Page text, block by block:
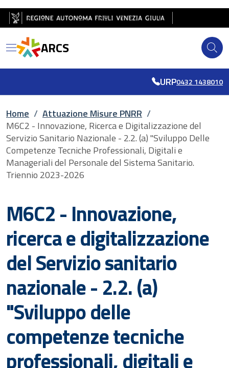
Salta al contenuto principale
Salta al piè di pagina
ARCS
URP0432 1438010
Briciole di pane
Home / Attuazione Misure PNRR /
M6C2 - Innovazione, Ricerca e Digitalizzazione del
Servizio Sanitario Nazionale - 2.2. (a) "Sviluppo Delle
Competenze Tecniche Professionali, Digitali e
Manageriali del Personale del Sistema Sanitario.
Triennio 2023-2026
M6C2 - Innovazione,
ricerca e digitalizzazione
del Servizio sanitario
nazionale - 2.2. (a)
"Sviluppo delle
competenze tecniche
professionali, digitali e